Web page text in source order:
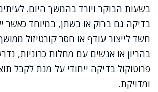
בשעות הבוקר ויורד בהמשך היום.
בדיקה גם ברוק או בשתן, במיוחד כאשר
חשד לייצור עודף או חסר קורטיזול
בהריון או אנשים עם מחלות כרוניות,
פרוטוקול בדיקה ייחודי על מנת לקבל
ומדויקת.